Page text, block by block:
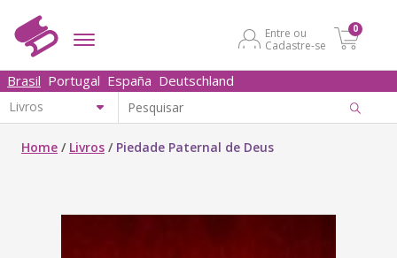
Entre ou
Cadastre-se
0
Brasil Portugal España Deutschland
Home / Livros / Piedade Paternal de Deus